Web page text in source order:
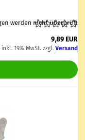
werden nicht überprüft
9,89 EUR
inkl. 19% MwSt. zzgl. Versand